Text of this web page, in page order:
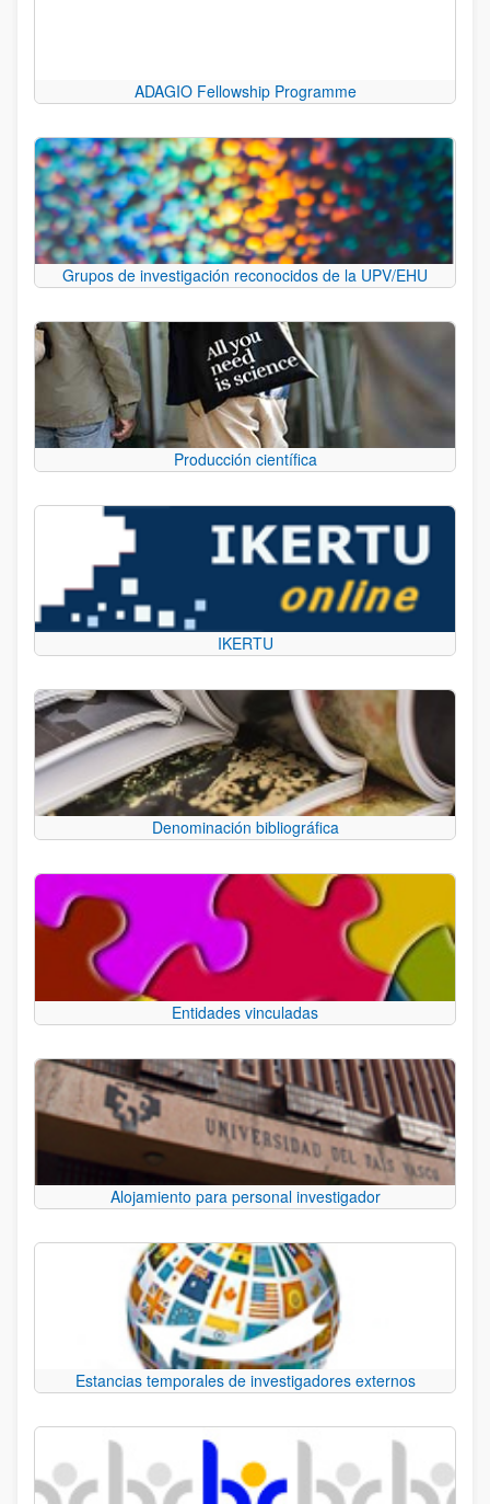
ADAGIO Fellowship Programme
Grupos de investigación reconocidos de la UPV/EHU
Producción científica
IKERTU
Denominación bibliográfica
Entidades vinculadas
Alojamiento para personal investigador
Estancias temporales de investigadores externos